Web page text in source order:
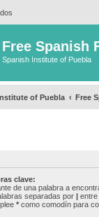
Free Spanish
Spanish Institute of Puebla
of Puebla Free
clave:
de una palabra a
separadas por |
* como comodín para